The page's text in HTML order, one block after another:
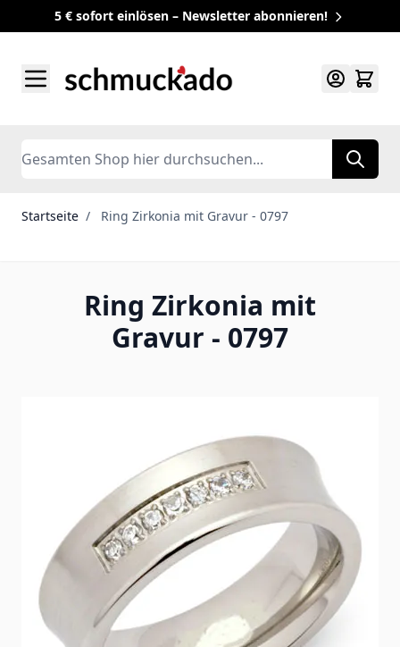
5 € sofort einlösen – Newsletter abonnieren!
Search
Startseite / Ring Zirkonia mit Gravur - 0797
Ring Zirkonia mit
Gravur - 0797